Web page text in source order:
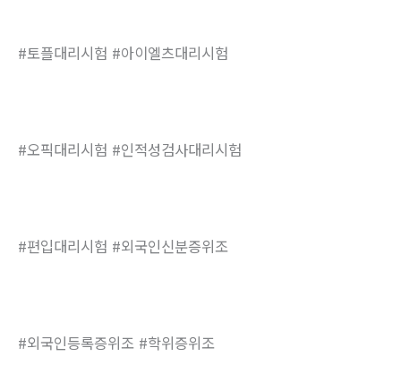
#토플대리시험 #아이엘츠대리시험
#오픽대리시험 #인적성검사대리시험
#편입대리시험 #외국인신분증위조
#외국인등록증위조 #학위증위조